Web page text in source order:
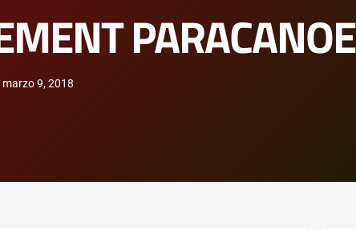
PARACANOE
marzo 9, 2018